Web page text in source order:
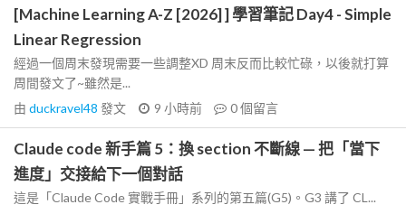
[Machine Learning A-Z [2026] ] 學習筆記 Day4 - Simple
Linear Regression
經過一個周末發現需要一些調整XD 周末反而比較忙碌，以後就打算
周間發文了~雖然是...
由 duckravel48 發文 9 小時前 0個留言
Claude code 新手篇 5：換 section 不斷線 — 把「當下
進度」交接給下一個對話
這是「Claude Code 實戰手冊」系列的第五篇(G5)。G3 講了 CL...